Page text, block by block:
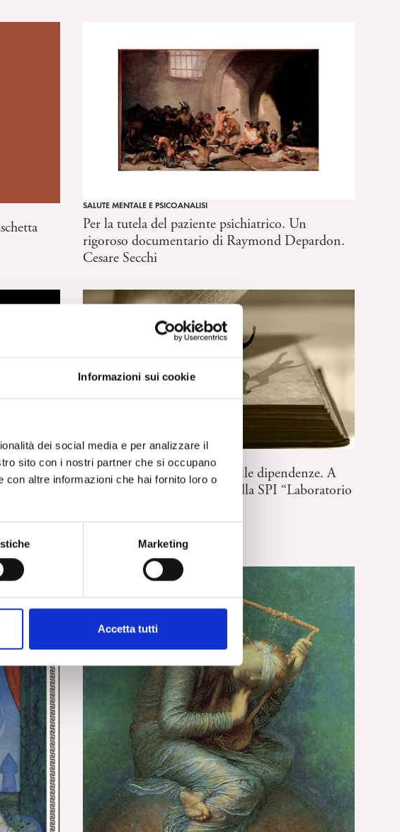
Informazioni sui cookie
dei social media e per analizzare il
sito con i nostri partner che si occupano
con altre informazioni che hai fornito loro o
Marketing
Accetta tutti
SALUTE MENTALE E PSICOANALISI
Per la tutela del paziente psichiatrico. Un
rigoroso documentario di Raymond Depardon.
Cesare Secchi
e
SALUTE MENTALE E PSICOANALISI
Una finestra psicoanalitica sulle dipendenze. A
cura del gruppo nazionale della SPI “Laboratorio